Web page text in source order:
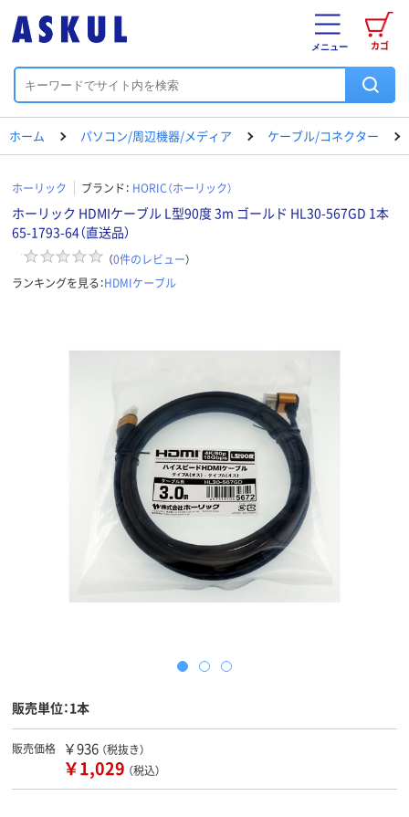
カゴ
メニュー
ホーム パソコン/周辺機器/メディア ケーブル/コネクター
ホーリック ブランド： HORIC（ホーリック）
ホーリック HDMIケーブル L型90度 3m ゴールド HL30-567GD 1本
65-1793-64（直送品）
（0件のレビュー）
ランキングを見る：HDMIケーブル
販売単位：1本
販売価格 ￥936 （税抜き）
￥1,029 （税込）